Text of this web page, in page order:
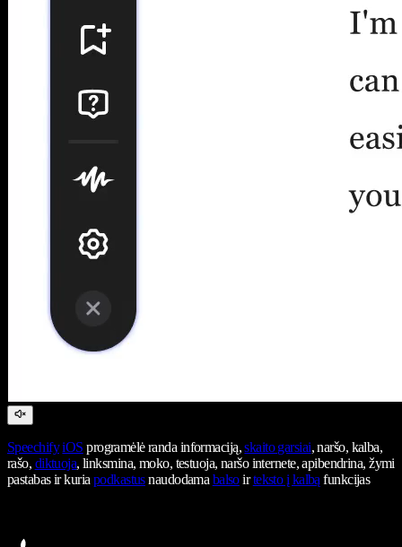
Speechify iOS programėlė randa informaciją,skaito garsiai, naršo, kalba,
rašo, diktuoja, linksmina, moko, testuoja, naršo internete, apibendrina, žymi
pastabas ir kuriapodkastusnaudodamabalsoirteksto į kalbąfunkcijas